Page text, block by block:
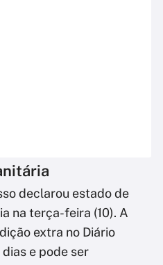
declarou estado de
na terça-feira (10). A
extra no Diário
e pode ser